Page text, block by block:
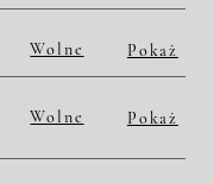
Wolne
Pokaż
Wolne
Pokaż